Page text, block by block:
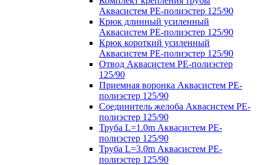
Аквасистем PE-полиэстер 125/90
Крюк длинный усиленный
Аквасистем PE-полиэстер 125/90
Крюк короткий усиленный
Аквасистем PE-полиэстер 125/90
Отвод Аквасистем РЕ-полиэстер
125/90
Приемная воронка Аквасистем PE-
полиэстер 125/90
Соединитель желоба Аквасистем PE-
полиэстер 125/90
Труба L=1.0m Аквасистем PE-
полиэстер 125/90
Труба L=3.0m Аквасистем PE-
полиэстер 125/90